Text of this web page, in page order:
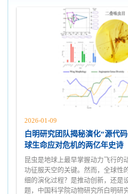
2026-01-09
白明研究团队揭秘演化“源代
球生命应对危机的两亿年史诗
昆虫是地球上最早掌握动力飞行的
功征服天空的关键。然而，全球性
细的演化过程？是推动创新，还是
题，中国科学院动物研究所白明研究